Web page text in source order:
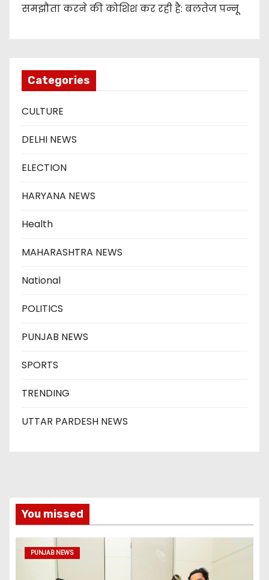
समझौता करने की कोशिश कर रही है: बलतेज पन्नू
Categories
CULTURE
DELHI NEWS
ELECTION
HARYANA NEWS
Health
MAHARASHTRA NEWS
National
POLITICS
PUNJAB NEWS
SPORTS
TRENDING
UTTAR PARDESH NEWS
You missed
PUNJAB NEWS